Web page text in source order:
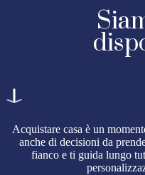
Acquistare casa è un
anche di decisioni da
fianco e ti guida lungo